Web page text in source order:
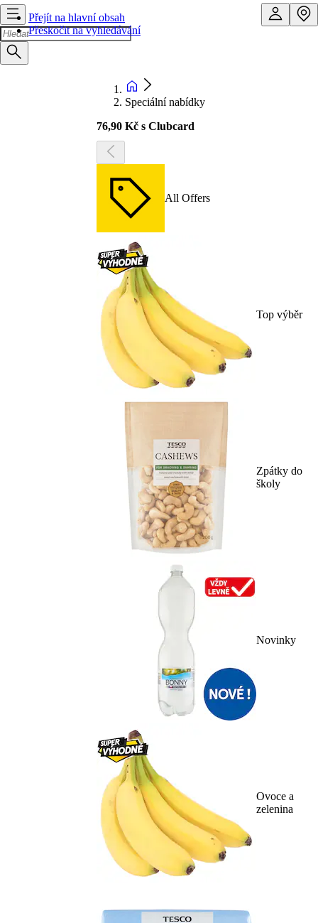
Přejít na hlavní obsah
Přeskočit na vyhledávání
Speciální nabídky
76,90 Kč s Clubcard
All Offers
Top výběr
Zpátky do
školy
Novinky
Ovoce a
zelenina